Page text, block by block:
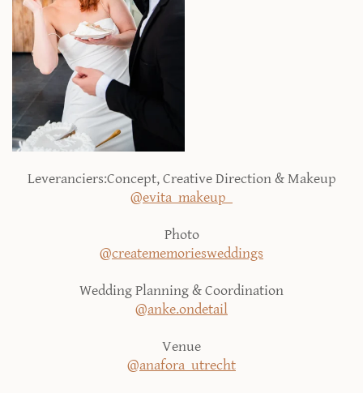
Leveranciers:Concept, Creative Direction & Makeup
@evita_makeup_
Photo
@creatememoriesweddings
Wedding Planning & Coordination
@anke.ondetail
Venue
@anafora_utrecht